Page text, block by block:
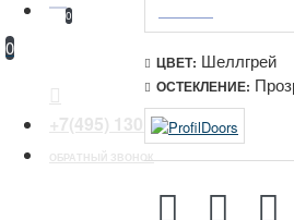
0
0
+7(495) 130 30 44
ОБРАТНЫЙ ЗВОНОК
ЦВЕТ: Шеллгрей
ОСТЕКЛЕНИЕ: